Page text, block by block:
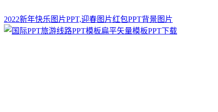
2022新年快乐图片PPT,迎春图片红包PPT背景图片